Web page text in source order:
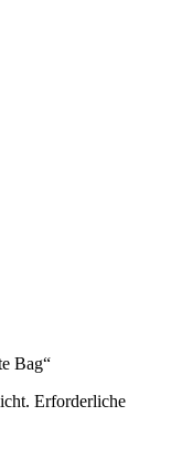
Bag“
Erforderliche